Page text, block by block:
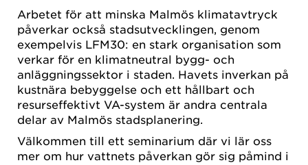
Arbetet för att minska Malmös klimatavtryck
påverkar också stadsutvecklingen, genom
exempelvis LFM30: en stark organisation som
verkar för en klimatneutral bygg- och
anläggningssektor i staden. Havets inverkan på
kustnära bebyggelse och ett hållbart och
resurseffektivt VA-system är andra centrala
delar av Malmös stadsplanering.
Välkommen till ett seminarium där vi lär oss
mer om hur vattnets påverkan gör sig påmind i